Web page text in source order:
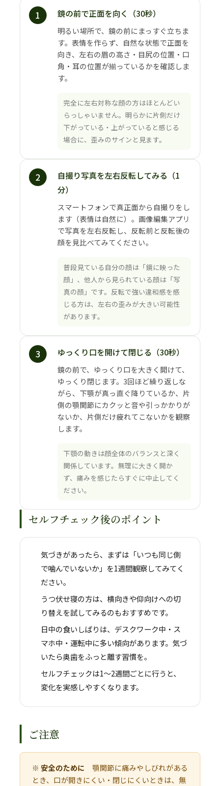
1 鏡の前で正面を向く（30秒）
明るい場所で、鏡の前にまっすぐ立ちま
す。表情を作らず、自然な状態で正面を
向き、左右の眉の高さ・目尻の位置・口
角・耳の位置が揃っているかを確認しま
す。
完全に左右対称な顔の方はほとんどい
らっしゃいません。明らかに片側だけ
下がっている・上がっていると感じる
場合に、歪みのサインと見ます。
2
自撮り写真を左右反転してみる（1
分）
スマートフォンで真正面から自撮りをし
ます（表情は自然に）。画像編集アプリ
で写真を左右反転し、反転前と反転後の
顔を見比べてみてください。
普段見ている自分の顔は「鏡に映った
顔」、他人から見られている顔は「写
真の顔」です。反転で強い違和感を感
じる方は、左右の歪みが大きい可能性
があります。
3 ゆっくり口を開けて閉じる（30秒）
鏡の前で、ゆっくり口を大きく開けて、
ゆっくり閉じます。3回ほど繰り返しな
がら、下顎が真っ直ぐ降りているか、片
側の顎関節にカクッと音や引っかかりが
ないか、片側だけ疲れてこないかを観察
します。
下顎の動きは顔全体のバランスと深く
関係しています。無理に大きく開か
ず、痛みを感じたらすぐに中止してく
ださい。
セルフチェック後のポイント
気づきがあったら、まずは「いつも同じ側
で噛んでいないか」を1週間観察してみてく
ださい。
うつ伏せ寝の方は、横向きや仰向けへの切
り替えを試してみるのもおすすめです。
日中の食いしばりは、デスクワーク中・ス
マホ中・運転中に多い傾向があります。気づ
いたら奥歯をふっと離す習慣を。
セルフチェックは1〜2週間ごとに行うと、
変化を実感しやすくなります。
ご注意
※ 安全のために 顎関節に痛みやしびれがある
とき、口が開きにくい・閉じにくいときは、無